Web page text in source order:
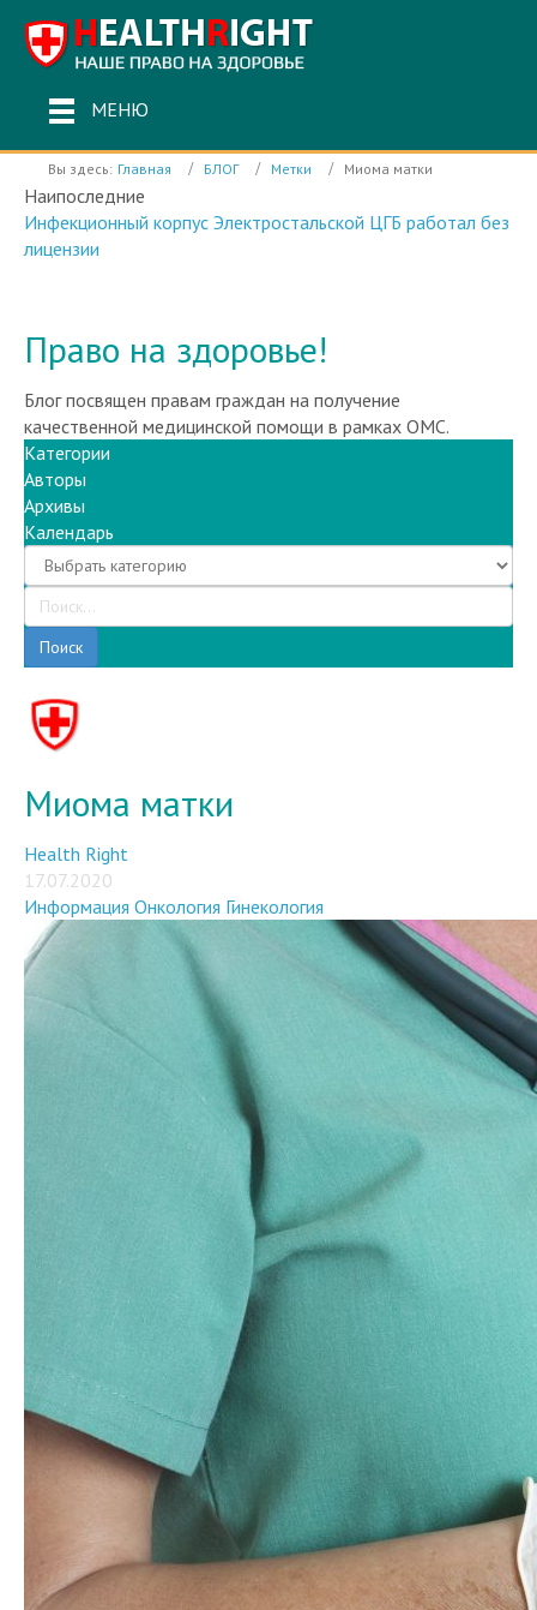
МЕНЮ
Вы здесь: Главная БЛОГ Метки Миома матки
Наипоследние
Инфекционный корпус Электростальской ЦГБ работал без
лицензии
Блог посвящен правам граждан на получение
качественной медицинской помощи в рамках ОМС.
Категории
Авторы
Архивы
Календарь
17.07.2020
Информация